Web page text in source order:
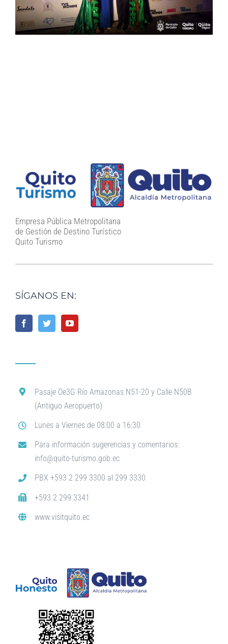
Empresa Pública Metropolitana
de Gestión de Destino Turístico
Quito Turismo
SÍGANOS EN:
Pasaje Oe3G Río Amazonas N51-20 y Calle N50B
(Antiguo Aeropuerto)
Lunes a Viernes de 08:00 a 16:30
Para información sugerencias y comentarios:
info@quito-turismo.gob.ec
PBX +593 2 299 3300 al 299 3330
+593 2 299 3341
www.visitquito.ec